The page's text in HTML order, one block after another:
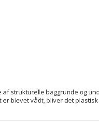
af strukturelle baggrunde og
blevet vådt, bliver det